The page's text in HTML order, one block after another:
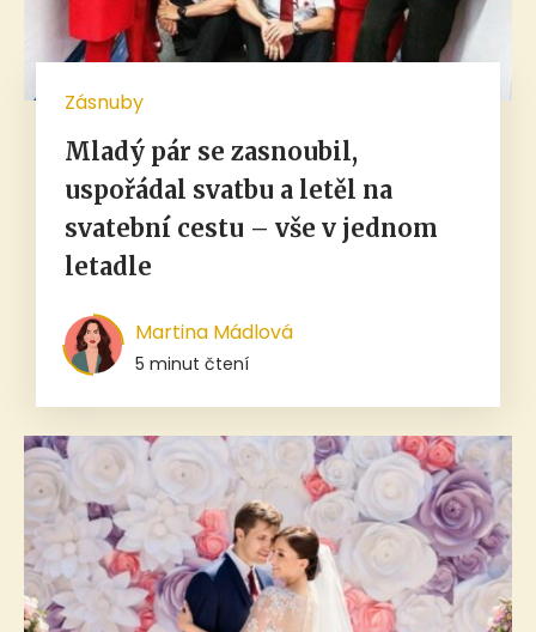
Zásnuby
Mladý pár se zasnoubil,
uspořádal svatbu a letěl na
svatební cestu – vše v jednom
letadle
Martina Mádlová
5 minut čtení